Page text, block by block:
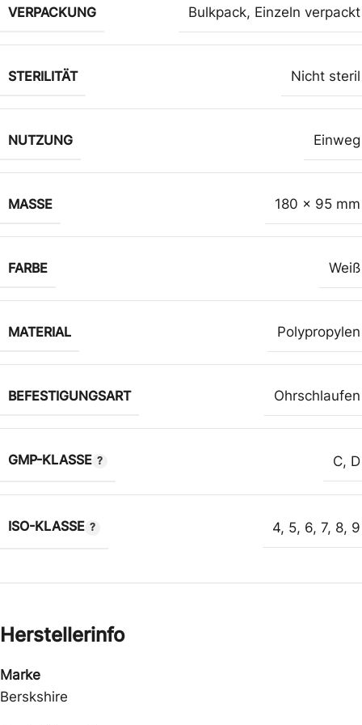
VERPACKUNG Bulkpack, Einzeln verpackt
STERILITÄT Nicht steril
NUTZUNG Einweg
MASSE 180 x 95 mm
FARBE Weiß
MATERIAL Polypropylen
BEFESTIGUNGSART Ohrschlaufen
GMP-KLASSE C, D
ISO-KLASSE 4, 5, 6, 7, 8, 9
Herstellerinfo
Marke
Berskshire